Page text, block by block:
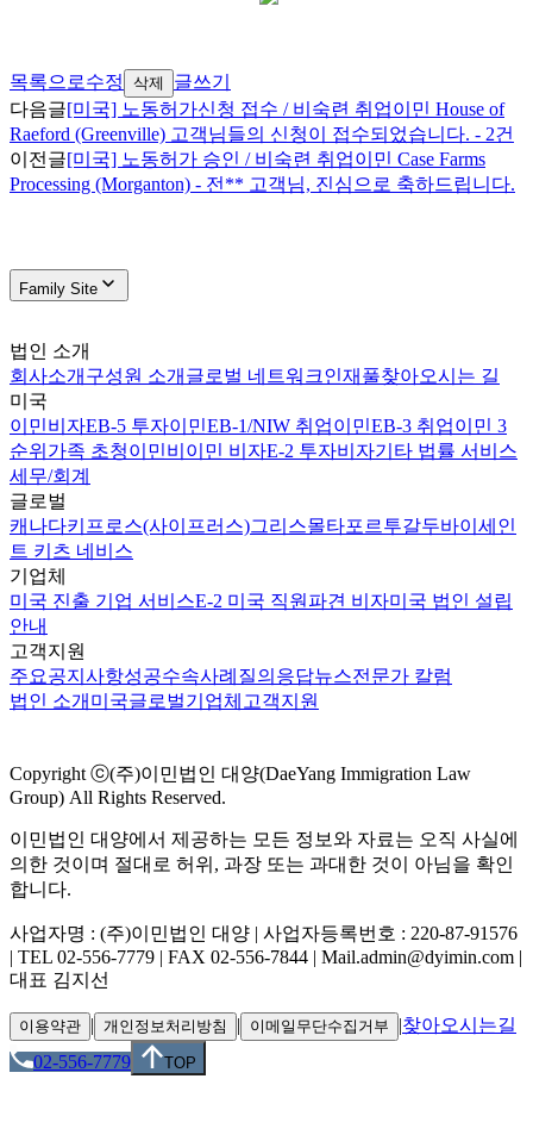
목록으로수정 삭제
글쓰기
다음글[미국] 노동허가신청 접수 / 비숙련 취업이민 House of
Raeford (Greenville) 고객님들의 신청이 접수되었습니다. - 2건
이전글[미국] 노동허가 승인 / 비숙련 취업이민 Case Farms
Processing (Morganton) - 전** 고객님, 진심으로 축하드립니다.
Family Site
법인 소개
회사소개 구성원 소개 글로벌 네트워크인재풀찾아오시는 길
미국
이민비자EB-5 투자이민EB-1/NIW 취업이민EB-3 취업이민 3
순위 가족 초청이민비이민 비자E-2 투자비자기타 법률 서비스
세무/회계
글로벌
캐나다키프로스(사이프러스)그리스몰타포르투갈두바이 세인
트 키츠 네비스
기업체
미국 진출 기업 서비스E-2 미국 직원파견 비자미국 법인 설립
안내
고객지원
주요공지사항성공수속사례 질의응답뉴스전문가 칼럼
법인 소개 미국글로벌기업체 고객지원
Copyright ⓒ(주)이민법인 대양(DaeYang Immigration Law
Group) All Rights Reserved.
이민법인 대양에서 제공하는 모든 정보와 자료는 오직 사실에
의한 것이며 절대로 허위, 과장 또는 과대한 것이 아님을 확인
합니다.
사업자명 : (주)이민법인 대양 | 사업자등록번호 : 220-87-91576
| TEL 02-556-7779 | FAX 02-556-7844 | Mail.admin@dyimin.com |
대표 김지선
이용약관 | 개인정보처리방침 | 이메일무단수집거부 |찾아오시는길
02-556-7779
TOP